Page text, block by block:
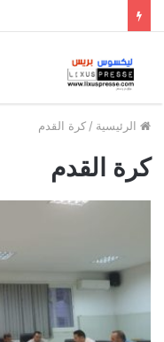
الرئيسية / كرة القدم
كرة القدم